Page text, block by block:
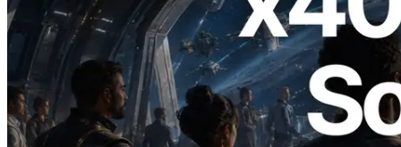
2026.07.04
ERPC ra mắt Solana RPC hỗ trợ x402 —
Mở ra thời đại AI Agent trả tiền theo nhu
cầu cho API cần dùng